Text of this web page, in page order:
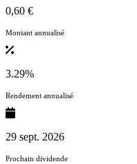
0,60 €
Montant annualisé
3.29%
Rendement annualisé
29 sept. 2026
Prochain dividende